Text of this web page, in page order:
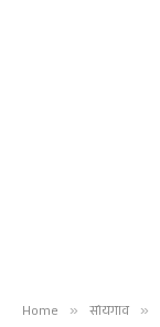
Home » सोयगाव »